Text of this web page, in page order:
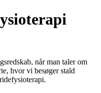
når man taler om
hvor vi besøger stald